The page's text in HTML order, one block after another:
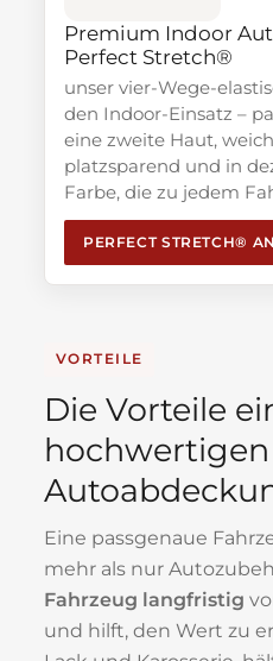
Premium Indoor
Perfect Stretch®
unser vier-Wege-
den Indoor-Einsatz –
eine zweite Haut,
platzsparend und in
Farbe, die zu jedem
PERFECT STRETCH®
VORTEILE
Die Vorteile
hochwertigen
Eine passgenaue
mehr als nur
Fahrzeug langfristig
und hilft, den Wert zu